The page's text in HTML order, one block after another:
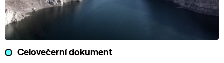
Celovečerní dokument